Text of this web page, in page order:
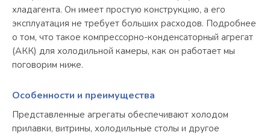
хладагента. Он имеет простую конструкцию, а его
эксплуатация не требует больших расходов. Подробнее
о том, что такое компрессорно-конденсаторный агрегат
(АКК) для холодильной камеры, как он работает мы
поговорим ниже.
Особенности и преимущества
Представленные агрегаты обеспечивают холодом
прилавки, витрины, холодильные столы и другое